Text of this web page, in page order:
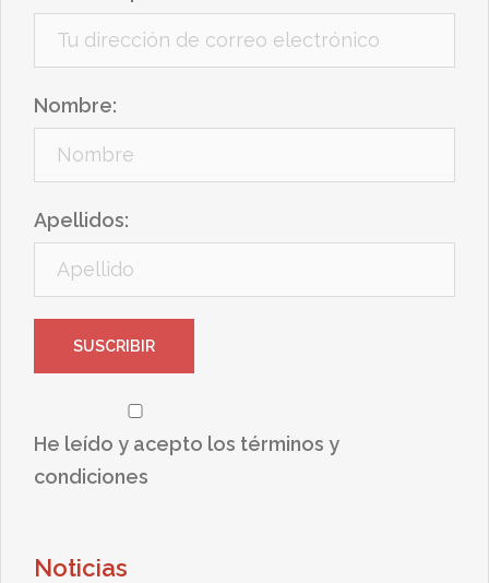
Nombre:
Apellidos:
He leído y acepto los términos y
condiciones
Noticias